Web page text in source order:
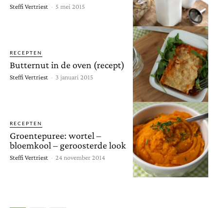
Steffi Vertriest - 5 mei 2015
RECEPTEN
Butternut in de oven (recept)
Steffi Vertriest - 3 januari 2015
RECEPTEN
Groentepuree: wortel –
bloemkool – geroosterde look
Steffi Vertriest - 24 november 2014